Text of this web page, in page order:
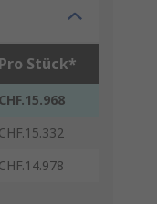
Pro Stück*
CHF.15.968
CHF.15.332
CHF.14.978